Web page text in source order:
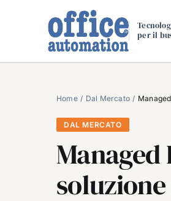
per il
Home Dal Mercato
DAL MERCATO